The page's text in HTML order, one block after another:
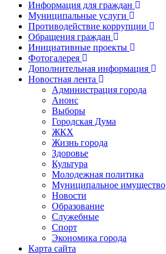
Информация для граждан
Муниципальные услуги
Противодействие коррупции
Обращения граждан
Инициативные проекты
Фотогалерея
Дополнительная информация
Новостная лента
Администрация города
Анонс
Выборы
Городская Дума
ЖКХ
Жизнь города
Здоровье
Культура
Молодежная политика
Муниципальное имущество
Новости
Образование
Служебные
Спорт
Экономика города
Карта сайта